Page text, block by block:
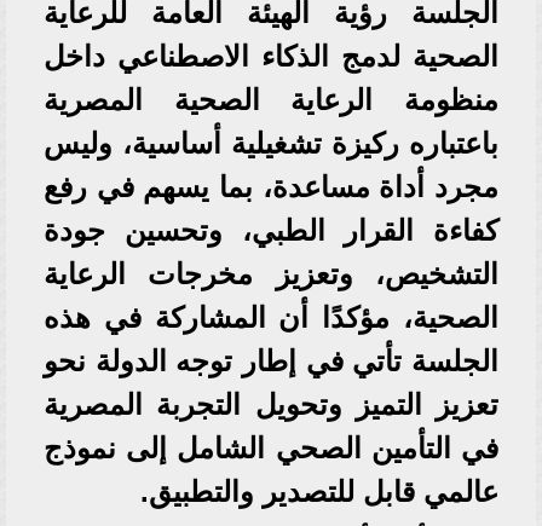
الجلسة رؤية الهيئة العامة للرعاية
الصحية لدمج الذكاء الاصطناعي داخل
منظومة الرعاية الصحية المصرية
باعتباره ركيزة تشغيلية أساسية، وليس
مجرد أداة مساعدة، بما يسهم في رفع
كفاءة القرار الطبي، وتحسين جودة
التشخيص، وتعزيز مخرجات الرعاية
الصحية، مؤكدًا أن المشاركة في هذه
الجلسة تأتي في إطار توجه الدولة نحو
تعزيز التميز وتحويل التجربة المصرية
في التأمين الصحي الشامل إلى نموذج
عالمي قابل للتصدير والتطبيق.